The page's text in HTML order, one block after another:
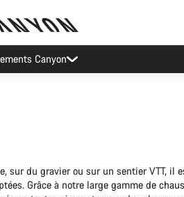
Canyon
sur du gravier ou sur un sentier VTT, il
Grâce à notre large gamme de